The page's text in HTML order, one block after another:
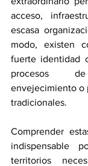
acceso,
escasa
modo, existen
fuerte identidad
procesos de
envejecimiento o
tradicionales.
Comprender
indispensable
territorios